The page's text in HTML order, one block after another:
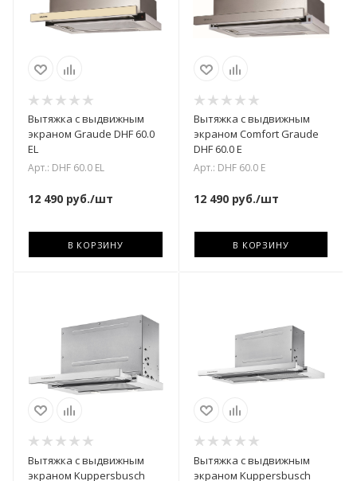
Вытяжка с выдвижным
экраном Graude DHF 60.0
EL
Арт.: DHF 60.0 EL
12 490 руб./шт
В КОРЗИНУ
Вытяжка с выдвижным
экраном Comfort Graude
DHF 60.0 E
Арт.: DHF 60.0 E
12 490руб./шт
В КОРЗИНУ
Вытяжка с выдвижным
экраном Kuppersbusch
Вытяжка с выдвижным
экраном Kuppersbusch